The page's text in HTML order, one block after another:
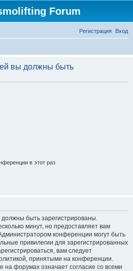
Forum
Вход
Регистрация
с
вы должны быть
в этот раз
быть зарегистрированы.
минут, но предоставляет вам
конференции могут быть
привилегии для зарегистрированных
вам следует
принятыми на конференции.
на форумах означает согласие со всеми